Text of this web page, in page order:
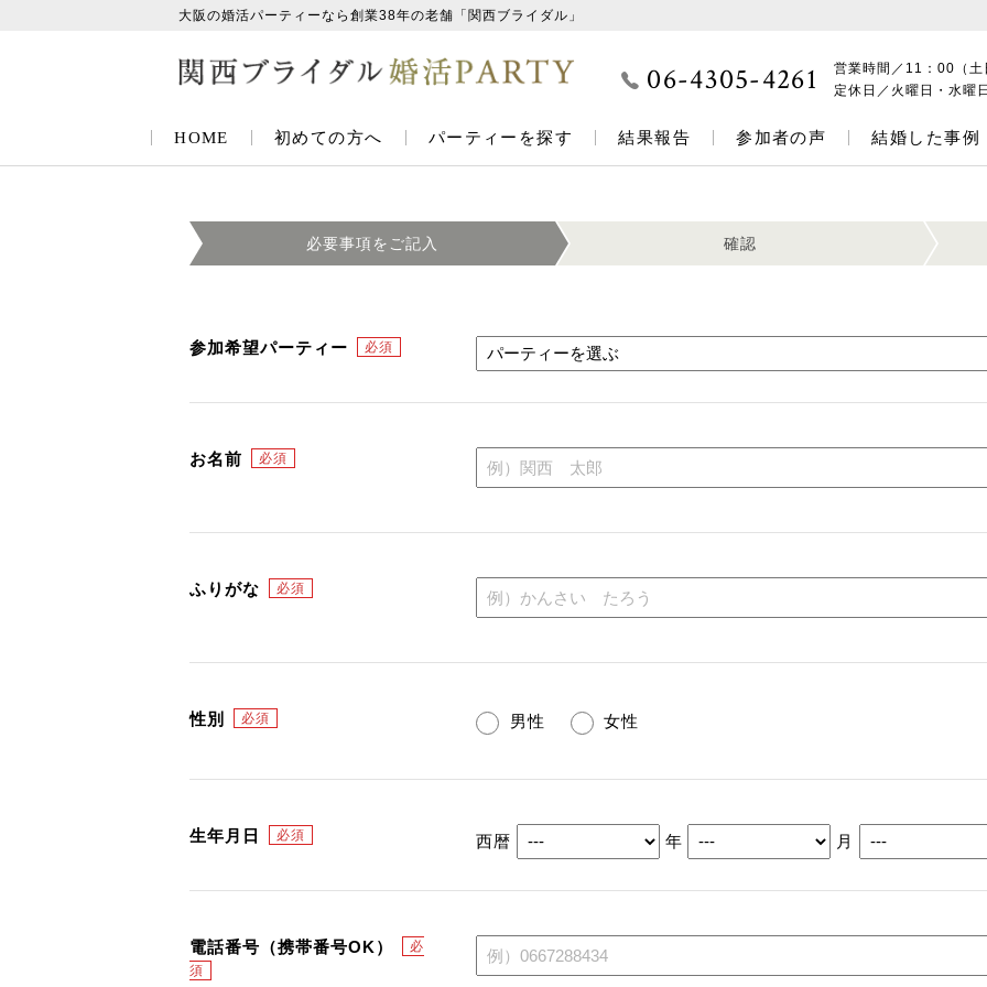
大阪の婚活パーティーなら創業38年の老舗「関西ブライダル」
06-4305-4261 営業時間／ 11：00（
定休日／ 火曜日・水曜
HOME 初めての方へ パーティーを探す 結果報告 参加者の声 結婚した事例
必要事項を ご記入 確認
参加希望パーティー
お名前
ふりがな
性別 男性 女性
生年月日 西暦 年 月
電話番号（携帯番号OK）